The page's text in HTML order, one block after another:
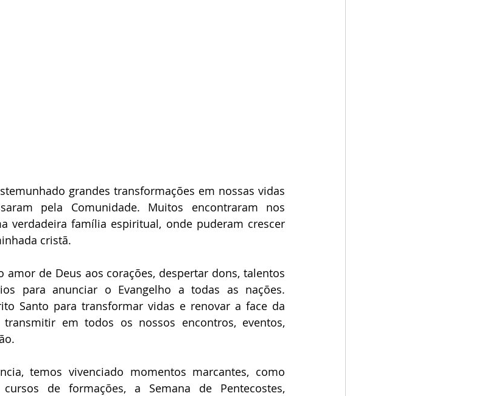
grandes transformações em nossas vidas
pela Comunidade. Muitos encontraram nos
verdadeira família espiritual, onde puderam crescer
cristã.
de Deus aos corações, despertar dons, talentos
para anunciar o Evangelho a todas as nações.
Santo para transformar vidas e renovar a face da
em todos os nossos encontros, eventos,
temos vivenciado momentos marcantes, como
de formações, a Semana de Pentecostes,